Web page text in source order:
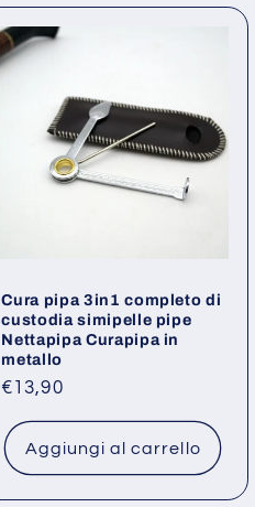
Cura pipa 3in1 completo di
custodia simipelle pipe
Nettapipa Curapipa in
metallo
Prezzo
listino
€13,90
Aggiungi al carrello